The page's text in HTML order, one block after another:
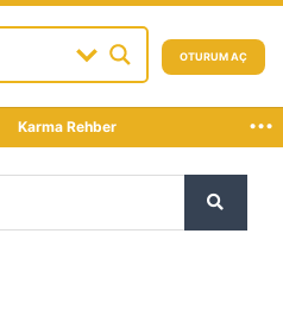
OTURUM AÇ
Karma Rehber ...